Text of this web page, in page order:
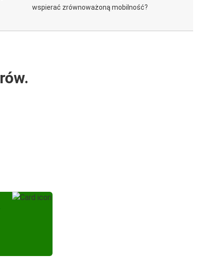
wspierać zrównoważoną mobilność?